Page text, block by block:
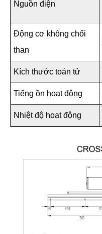
Nguồn điện
Động cơ không chổi
than
Kích thước toán tử
Tiếng ồn hoạt động
Nhiệt độ hoạt động